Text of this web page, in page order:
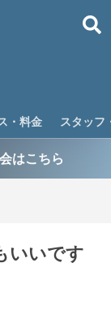
・料金 スタッフ
はこちら
いいです